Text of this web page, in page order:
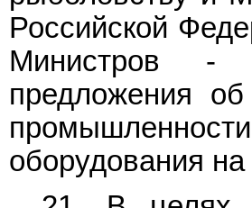
Российской
Министров -
предложения
оборудования